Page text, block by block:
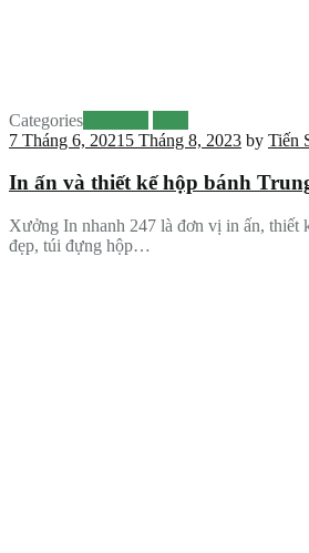
Categories
7 Tháng 6, 2021 5 Tháng 8, 2023 by Tiến
In ấn và thiết kế hộp bánh
Xưởng In nhanh 247 là đơn vị in ấn, thiết
đẹp, túi đựng hộp…